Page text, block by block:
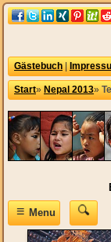
Gästebuch
Start» Nepal 2013»
≡Menu